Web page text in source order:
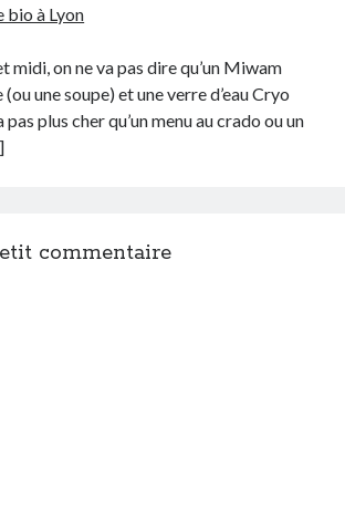
bio à Lyon
on ne va pas dire qu’un Miwam
(ou une soupe) et une verre d’eau Cryo
plus cher qu’un menu au crado ou un
commentaire